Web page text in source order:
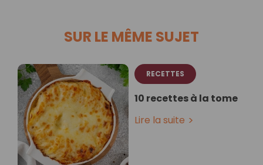
SUR LE MÊME SUJET
RECETTES
10 recettes à la tome
Lire la suite